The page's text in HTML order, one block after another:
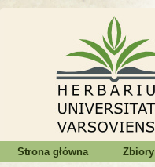
Strona główna Zbiory